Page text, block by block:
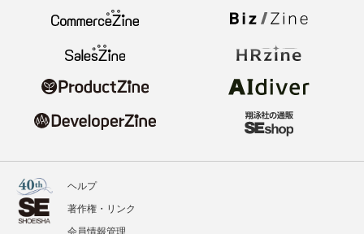
ヘルプ
著作権・リンク
会員情報管理